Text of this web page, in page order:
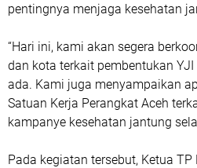
pentingnya menjaga kesehatan
“Hari ini, kami akan segera
dan kota terkait pembentukan
ada. Kami juga menyampaikan
Satuan Kerja Perangkat Aceh
kampanye kesehatan jantung
Pada kegiatan tersebut, Ketua TP